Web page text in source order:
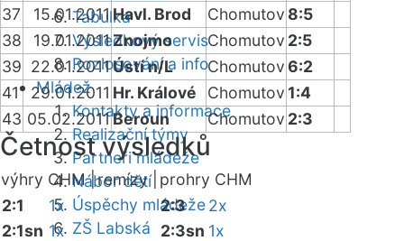
Tabulka
Výsledkový servis
Rozlosování a info
Mládež
Kontakty a informace
Realizační týmy
Partneři mládeže
Nábor dětí
Úspěchy mládeže
ZŠ Labská
37
15.01.2011 Havl. Brod Chomutov 8:5
38
19.01.2011Znojmo Chomutov 2:5
39 22.01.2011Ústí n/L Chomutov6:2
41
29.01.2011 Hr. Králové Chomutov 1:4
43 05.02.2011Beroun Chomutov 2:3
Četnost výsledků
výhry CHM |remízy | prohry CHM
2:1
1x
2:1sn 1x
2:3
2x
2:3sn 1x